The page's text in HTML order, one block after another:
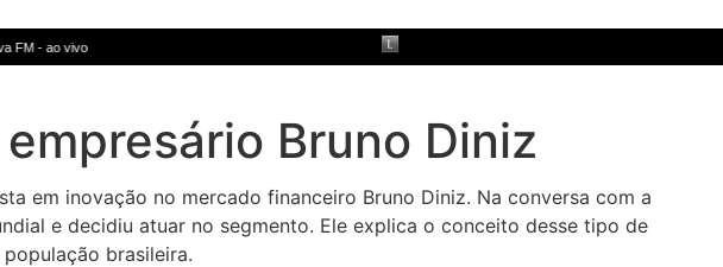
Bruno Diniz
em inovação no mercado financeiro Bruno Diniz. Na conversa com a
e decidiu atuar no segmento. Ele explica o conceito desse tipo de
brasileira.